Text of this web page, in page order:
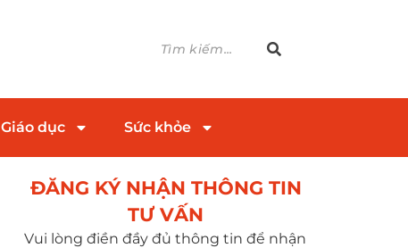
Giáo dục Sức khỏe
ĐĂNG KÝ NHẬN THÔNG TIN
TƯ VẤN​
Vui lòng điền đầy đủ thông tin để nhận